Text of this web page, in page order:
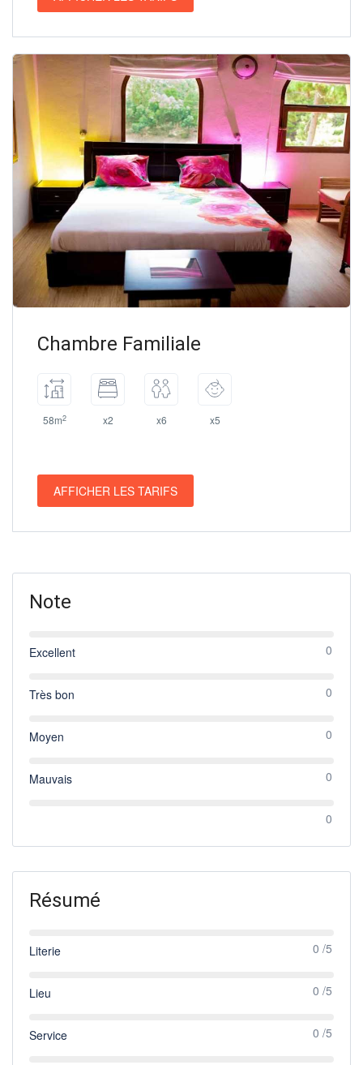
Chambre Familiale
58m2 x2 x6 x5
AFFICHER LES TARIFS
Note
Excellent 0
Très bon 0
Moyen 0
Mauvais 0
0
Résumé
Literie 0 /5
Lieu 0 /5
Service 0 /5